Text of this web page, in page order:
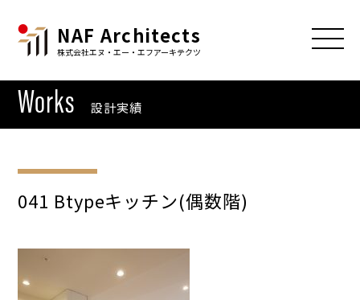
NAF Architects
株式会社エヌ・エー・エフアーキテクツ
Works 設計実績
041 Btypeキッチン(偶数階)